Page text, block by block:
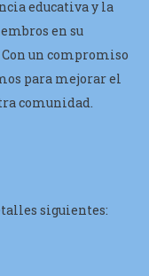
educativa y la
en su
un compromiso
para mejorar el
comunidad.
siguientes: